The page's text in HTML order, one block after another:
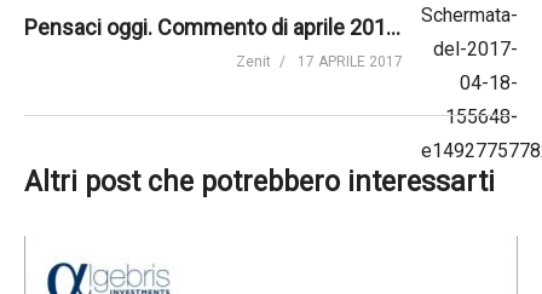
Pensaci oggi. Commento di aprile 2017 | Zenit SGR
Zenit 17 APRILE 2017
Altri post che potrebbero interessarti